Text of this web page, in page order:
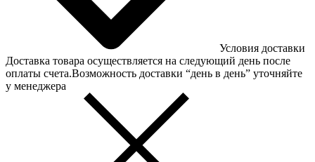
Условия доставки
Доставка товара осуществляется на следующий день после
оплаты счета.Возможность доставки “день в день” уточняйте
у менеджера